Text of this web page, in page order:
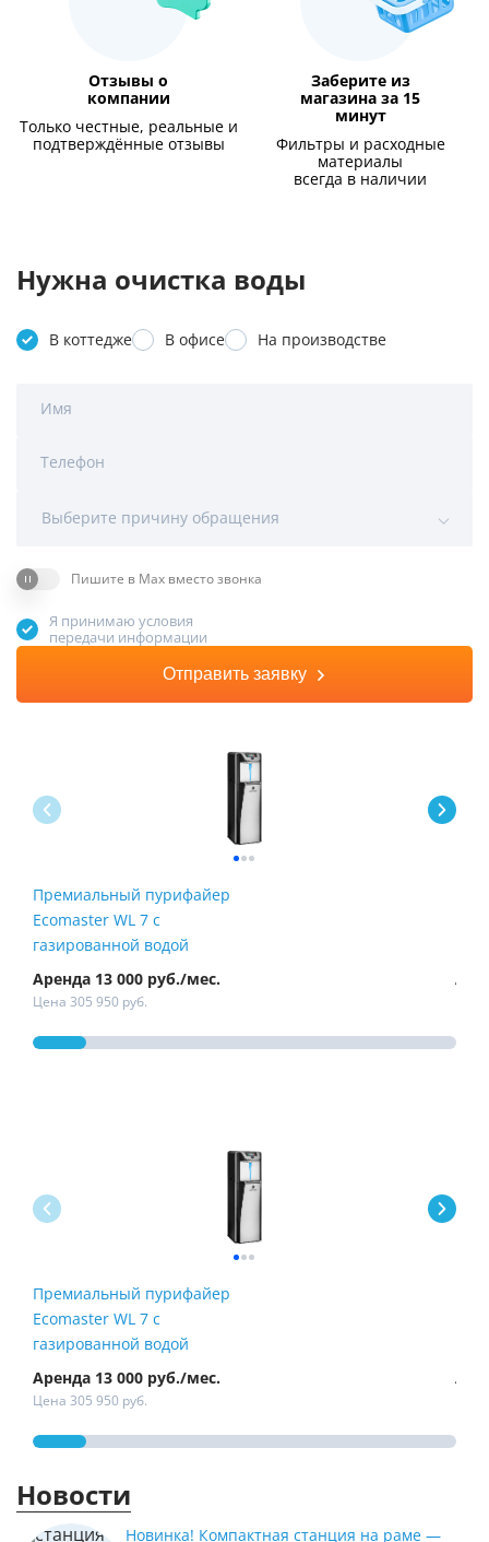
Отзывы о
компании
Только честные, реальные и
подтверждённые отзывы
Заберите из
магазина за 15
минут
Фильтры и расходные
материалы
всегда в наличии
Нужна очистка воды
В коттедже В офисе На производстве
Имя
Телефон
Выберите причину обращения
Пишите в Max вместо звонка
Я принимаю условия
передачи информации
Отправить заявку
Премиальный пурифайер
Ecomaster WL 7 с
газированной водой
Аренда 13 000 руб./мес.
Цена 305 950 руб.
Премиальный пурифайер
Ecomaster WL 7 с
газированной водой
Аренда 13 000 руб./мес.
Цена 305 950 руб.
Новости
Новинка! Компактная станция на раме —